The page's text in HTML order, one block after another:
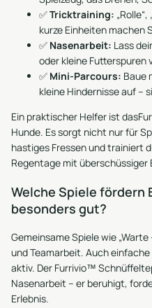
✅Tricktraining:
kurze Einheiten machen
✅ Nasenarbeit: Lass
oder kleine Futterspuren
✅ Mini-Parcours: Baue
kleine Hindernisse auf –
Ein praktischer Helfer ist das
Hunde. Es sorgt nicht nur für
hastiges Fressen und trainiert
Regentage mit überschüssiger
Welche Spiele fördern
besonders gut?
Gemeinsame Spiele wie
und Teamarbeit. Auch
aktiv. Der Furrivio™
Nasenarbeit – er beruhigt,
Erlebnis.